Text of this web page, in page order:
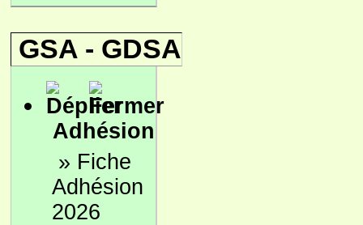
GSA - GDSA
Adhésion
» Fiche
Adhésion
2026